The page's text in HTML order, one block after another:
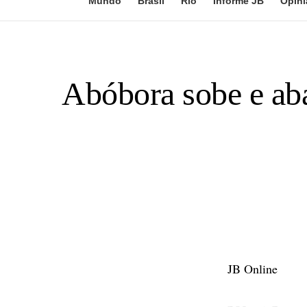
Abóbora sobe e
JB Online